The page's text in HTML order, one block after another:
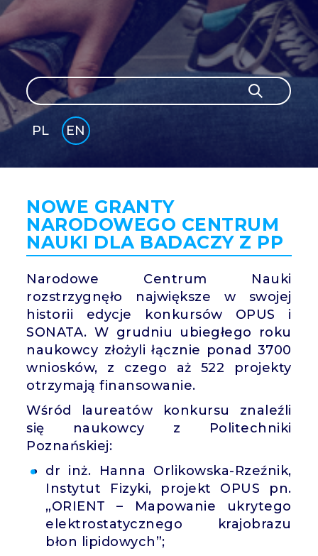
Search
Search
PL
EN
GLI
SH
NOWE GRANTY
NARODOWEGO CENTRUM
NAUKI DLA BADACZY Z PP
Narodowe Centrum Nauki
rozstrzygnęło największe w swojej
historii edycje konkursów OPUS i
SONATA. W grudniu ubiegłego roku
naukowcy złożyli łącznie ponad 3700
wniosków, z czego aż 522 projekty
otrzymają finansowanie.
Wśród laureatów konkursu znaleźli
się naukowcy z Politechniki
Poznańskiej:
dr inż. Hanna Orlikowska-Rzeźnik,
Instytut Fizyki, projekt OPUS pn.
„ORIENT – Mapowanie ukrytego
elektrostatycznego krajobrazu
błon lipidowych”;